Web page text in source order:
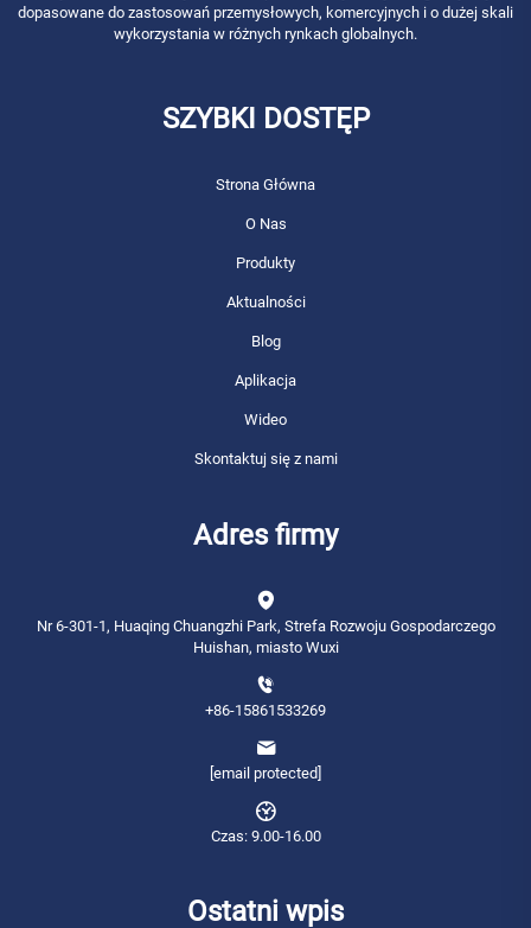
dopasowane do zastosowań przemysłowych, komercyjnych i o dużej skali
wykorzystania w różnych rynkach globalnych.
SZYBKI DOSTĘP
Strona Główna
O Nas
Produkty
Aktualności
Blog
Aplikacja
Wideo
Skontaktuj się z nami
Adres firmy
Nr 6-301-1, Huaqing Chuangzhi Park, Strefa Rozwoju Gospodarczego
Huishan, miasto Wuxi
+86-15861533269
[email protected]
Czas: 9.00-16.00
Ostatni wpis